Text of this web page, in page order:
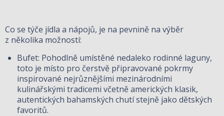
Co se týče jídla a nápojů, je na pevnině na výběr
z několika možností:
Bufet: Pohodlně umístěné nedaleko rodinné laguny,
toto je místo pro čerstvě připravované pokrmy
inspirované nejrůznějšími mezinárodními
kulinářskými tradicemi včetně amerických klasik,
autentických bahamských chutí stejně jako dětských
favoritů.